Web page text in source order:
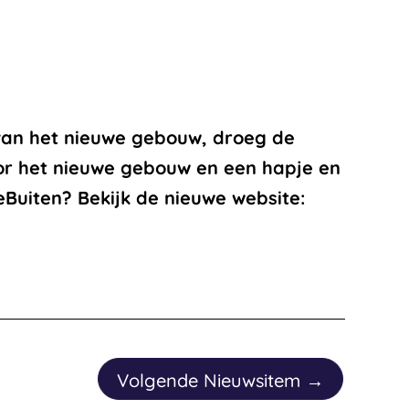
het nieuwe gebouw, droeg de
het nieuwe gebouw en een hapje en
Bekijk de nieuwe website:
Volgende Nieuwsitem →